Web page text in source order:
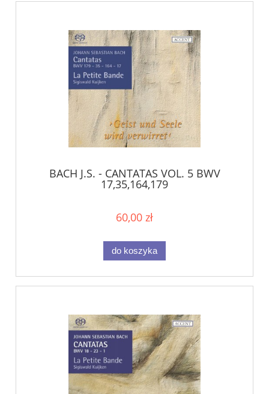
BACH J.S. - CANTATAS VOL. 5 BWV
17,35,164,179
60,00 zł
do koszyka